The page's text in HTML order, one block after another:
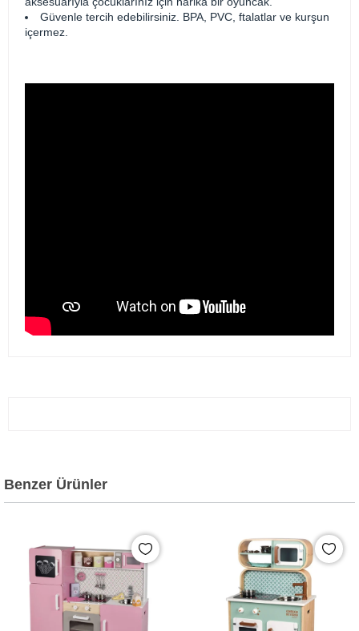
Güvenle tercih edebilirsiniz. BPA, PVC, ftalatlar ve kurşun
içermez.
Benzer Ürünler